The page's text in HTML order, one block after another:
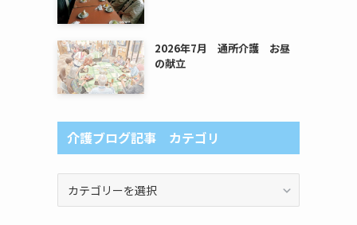
2026年7月 通所介護 お昼
の献立
介護ブログ記事 カテゴリ